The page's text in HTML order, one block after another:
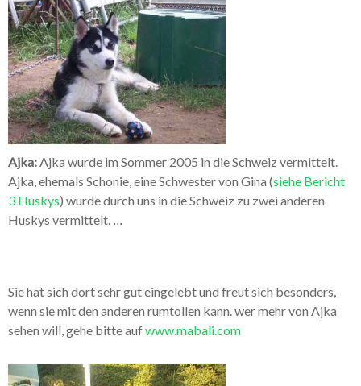
Ajka:Ajka wurde im Sommer 2005 in die Schweiz vermittelt.
Ajka, ehemals Schonie, eine Schwester von Gina (siehe Bericht
3 Huskys) wurde durch uns in die Schweiz zu zwei anderen
Huskys vermittelt. ...
Sie hat sich dort sehr gut eingelebt und freut sich besonders,
wenn sie mit den anderen rumtollen kann. wer mehr von Ajka
sehen will, gehe bitte aufwww.mabali.com